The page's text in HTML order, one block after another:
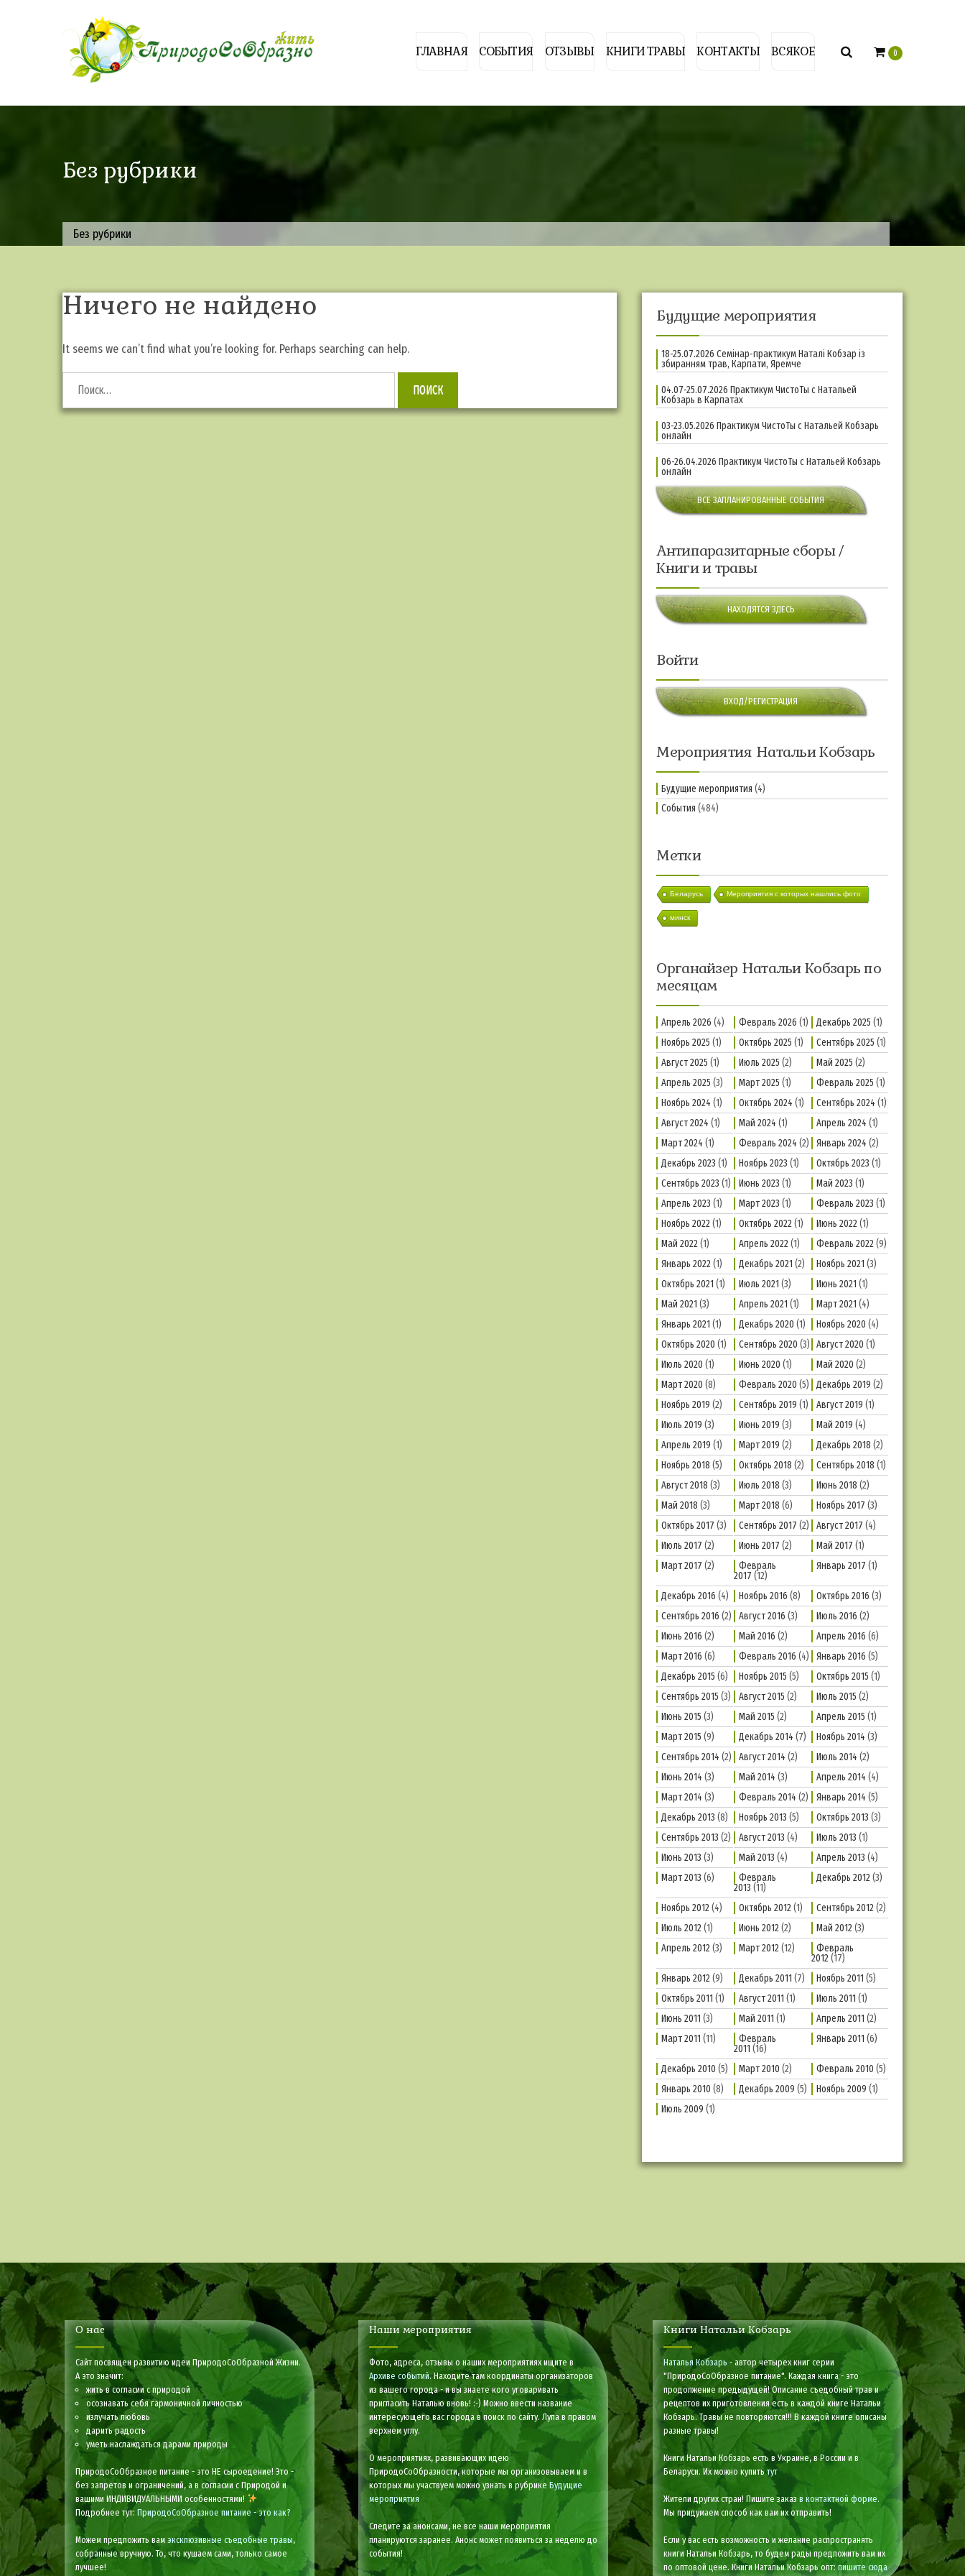
ГЛАВНАЯ СОБЫТИЯ ОТЗЫВЫ КНИГИ ТРАВЫ КОНТАКТЫ ВСЯКОЕ 0
Без рубрики
Без рубрики
Ничего не найдено
It seems we can’t find what you’re looking for. Perhaps searching can help.
Будущие мероприятия
18-25.07.2026 Семінар-практикум Наталі Кобзар із
збиранням трав, Карпати, Яремче
04.07-25.07.2026 Практикум ЧистоТы с Натальей
Кобзарь в Карпатах
03-23.05.2026 Практикум ЧистоТы с Натальей Кобзарь
онлайн
06-26.04.2026 Практикум ЧистоТы с Натальей Кобзарь
онлайн
ВСЕ ЗАПЛАНИРОВАННЫЕ СОБЫТИЯ
Антипаразитарные сборы /
Книги и травы
НАХОДЯТСЯ ЗДЕСЬ
Войти
ВХОД/РЕГИСТРАЦИЯ
Мероприятия Натальи Кобзарь
Будущие мероприятия (4)
События (484)
Метки
Беларусь Мероприятия с которых нашлись фото
минск
Органайзер Натальи Кобзарь по
месяцам
Апрель 2026 (4) Февраль 2026 (1) Декабрь 2025 (1)
Ноябрь 2025 (1) Октябрь 2025 (1) Сентябрь 2025 (1)
Август 2025 (1) Июль 2025 (2) Май 2025 (2)
Апрель 2025 (3) Март 2025 (1) Февраль 2025 (1)
Ноябрь 2024 (1) Октябрь 2024 (1) Сентябрь 2024 (1)
Август 2024 (1) Май 2024 (1) Апрель 2024 (1)
Март 2024 (1) Февраль 2024 (2) Январь 2024 (2)
Декабрь 2023 (1) Ноябрь 2023 (1) Октябрь 2023 (1)
Сентябрь 2023 (1) Июнь 2023 (1) Май 2023 (1)
Апрель 2023 (1) Март 2023 (1) Февраль 2023 (1)
Ноябрь 2022(1) Октябрь 2022(1) Июнь 2022(1)
Май 2022(1) Апрель 2022(1) Февраль 2022(9)
Январь 2022(1) Декабрь 2021 (2) Ноябрь 2021 (3)
Октябрь 2021 (1) Июль 2021 (3) Июнь 2021 (1)
Май 2021 (3) Апрель 2021 (1) Март 2021 (4)
Январь 2021 (1) Декабрь 2020 (1) Ноябрь 2020 (4)
Октябрь 2020 (1) Сентябрь 2020 (3) Август 2020 (1)
Июль 2020 (1) Июнь 2020 (1) Май 2020 (2)
Март 2020 (8) Февраль 2020 (5) Декабрь 2019 (2)
Ноябрь 2019 (2) Сентябрь 2019 (1) Август 2019 (1)
Июль 2019 (3) Июнь 2019 (3) Май 2019 (4)
Апрель 2019 (1) Март 2019 (2) Декабрь 2018 (2)
Ноябрь 2018 (5) Октябрь 2018 (2) Сентябрь 2018 (1)
Август 2018 (3) Июль 2018 (3) Июнь 2018 (2)
Май 2018 (3) Март 2018 (6) Ноябрь 2017 (3)
Октябрь 2017 (3) Сентябрь 2017 (2) Август 2017 (4)
Июль 2017 (2) Июнь 2017 (2) Май 2017 (1)
Март 2017 (2)
Февраль
2017 (12)
Январь 2017 (1)
Декабрь 2016 (4) Ноябрь 2016 (8) Октябрь 2016 (3)
Сентябрь 2016 (2) Август 2016 (3) Июль 2016 (2)
Июнь 2016 (2) Май 2016 (2) Апрель 2016 (6)
Март 2016 (6) Февраль 2016 (4) Январь 2016 (5)
Декабрь 2015 (6) Ноябрь 2015 (5) Октябрь 2015 (1)
Сентябрь 2015 (3) Август 2015 (2) Июль 2015 (2)
Июнь 2015 (3) Май 2015 (2) Апрель 2015 (1)
Март 2015 (9) Декабрь 2014 (7) Ноябрь 2014 (3)
Сентябрь 2014 (2) Август 2014 (2) Июль 2014 (2)
Июнь 2014 (3) Май 2014 (3) Апрель 2014 (4)
Март 2014 (3) Февраль 2014 (2) Январь 2014 (5)
Декабрь 2013 (8) Ноябрь 2013 (5) Октябрь 2013 (3)
Сентябрь 2013 (2) Август 2013 (4) Июль 2013 (1)
Июнь 2013 (3) Май 2013 (4) Апрель 2013 (4)
Март 2013 (6)
Февраль
2013 (11)
Декабрь 2012(3)
Ноябрь 2012(4) Октябрь 2012(1) Сентябрь 2012(2)
Июль 2012(1) Июнь 2012(2) Май 2012(3)
Апрель 2012(3) Март 2012(12)
Февраль
2012(17)
Январь 2012(9) Декабрь 2011 (7) Ноябрь 2011 (5)
Октябрь 2011 (1) Август 2011 (1) Июль 2011 (1)
Июнь 2011 (3) Май 2011 (1) Апрель 2011 (2)
Март 2011 (11)
Февраль
2011 (16)
Январь 2011 (6)
Декабрь 2010 (5) Март 2010 (2) Февраль 2010 (5)
Январь 2010 (8) Декабрь 2009 (5) Ноябрь 2009 (1)
Июль 2009 (1)
О нас
Сайт посвящен развитию идеи ПриродоСоОбразной Жизни.
А это значит:
жить в согласии с природой
осознавать себя гармоничной личностью
излучать любовь
дарить радость
уметь наслаждаться дарами природы
ПриродоСоОбразное питание - это НЕ сыроедение! Это -
без запретов и ограничений, а в согласии с Природой и
вашими ИНДИВИДУАЛЬНЫМИ особенностями!
Подробнее тут: ПриродоСоОбразное питание - это как?
Можем предложить вам эксклюзивные съедобные травы,
собранные вручную. То, что кушаем сами, только самое
лучшее!
Наши мероприятия
Фото, адреса, отзывы о наших мероприятиях ищите в
Архиве событий. Находите там координаты организаторов
из вашего города - и вы знаете кого уговаривать
пригласить Наталью вновь! :-) Можно ввести название
интересующего вас города в поиск по сайту. Лупа в правом
верхнем углу.
О мероприятиях, развивающих идею
ПриродоСоОбразности, которые мы организовываем и в
которых мы участвуем можно узнать в рубрикеБудущие
мероприятия
Следите за анонсами, не все наши мероприятия
планируются заранее. Анонс может появиться за неделю до
события!
Книги Натальи Кобзарь
Наталья Кобзарь - автор четырех книг серии
"ПриродоСоОбразное питание". Каждая книга - это
продолжение предыдущей! Описание съедобный трав и
рецептов их приготовления есть в каждой книге Натальи
Кобзарь. Травы не повторяются!!! В каждой книге описаны
разные травы!
Книги Натальи Кобзарь есть в Украине, в России и в
Беларуси. Их можно купить тут
Жители других стран! Пишите заказ в контактной форме.
Мы придумаем способ как вам их отправить!
Если у вас есть возможность и желание распространять
книги Натальи Кобзарь, то будем рады предложить вам их
по оптовой цене. Книги Натальи Кобзарь опт:пишите сюда